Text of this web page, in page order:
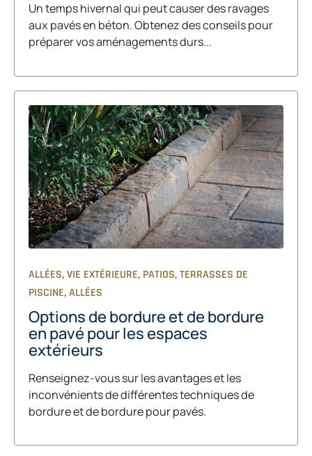
Un temps hivernal qui peut causer des ravages
aux pavés en béton. Obtenez des conseils pour
préparer vos aménagements durs...
ALLÉES,VIE EXTÉRIEURE, PATIOS,TERRASSES DE
PISCINE,ALLÉES
Options de bordure et de bordure
en pavé pour les espaces
extérieurs
Renseignez-vous sur les avantages et les
inconvénients de différentes techniques de
bordure et de bordure pour pavés.